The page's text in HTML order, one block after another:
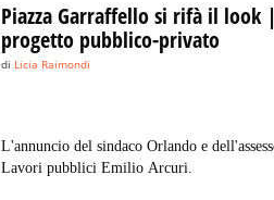
Piazza Garraffello si rifà il look
progetto pubblico-privato
di Licia Raimondi
L'annuncio del sindaco Orlando e
Lavori pubblici Emilio Arcuri.